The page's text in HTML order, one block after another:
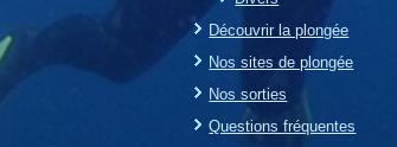
Découvrir la plongée
Nos sites de plongée
Nos sorties
Questions fréquentes